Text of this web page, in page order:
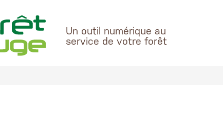
Un outil numérique au
service de votre forêt